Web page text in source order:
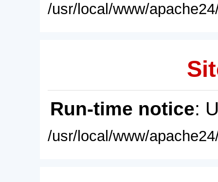
/usr/local/www/
Run-time notice:
/usr/local/www/